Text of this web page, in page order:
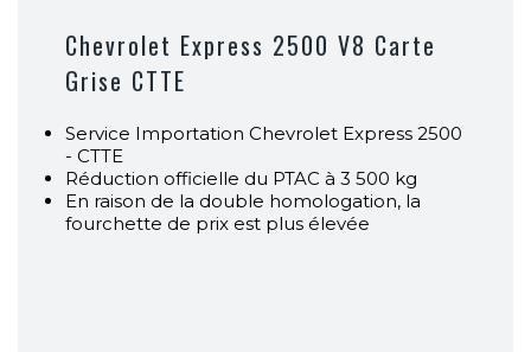
Chevrolet Express 2500 V8 Carte
Grise CTTE
Service Importation Chevrolet Express 2500
- CTTE
Réduction officielle du PTAC à 3 500 kg
En raison de la double homologation, la
fourchette de prix est plus élevée